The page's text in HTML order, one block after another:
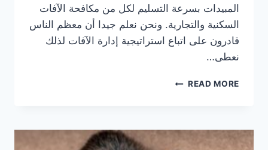
المبيدات بسرعة التسليم لكل من مكافحة الآفات
السكنية والتجارية. ونحن نعلم جيدا أن معظم الناس
قادرون على اتباع استراتيجية إدارة الآفات لذلك
نعطى…
READ MOREشركة
دبي
|0569609400|